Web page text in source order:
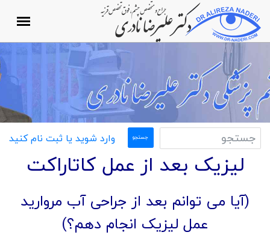
وارد شوید یا ثبت نام کنید
لیزیک بعد از عمل کاتاراکت
(آیا می توانم بعد از جراحی آب مروارید
عمل لیزیک انجام دهم؟)